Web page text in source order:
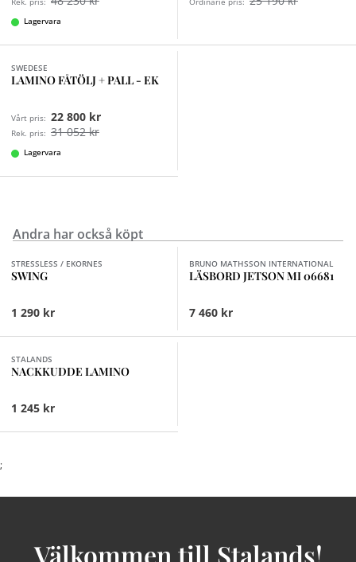
Lagervara
SWEDESE
LAMINO FÅTÖLJ + PALL - EK
Vårt pris: 22 800 kr
Rek. pris: 31 052 kr
Lagervara
Andra har också köpt
Finns i fler val (4)
STRESSLESS / EKORNES
SWING
1 290 kr
BRUNO MATHSSON INTERNATIONAL
LÄSBORD JETSON MI 06681
7 460 kr
STALANDS
NACKKUDDE LAMINO
1 245 kr
;
Välkommen till Stalands!